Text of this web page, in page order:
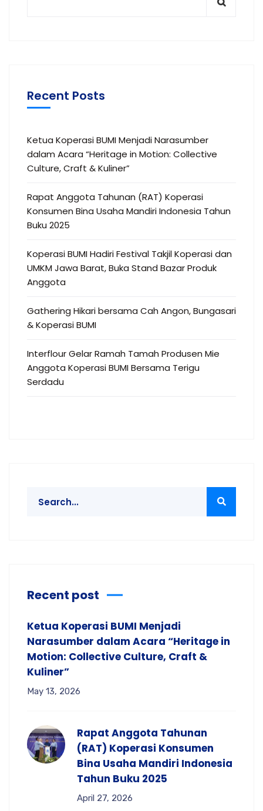
Recent Posts
Ketua Koperasi BUMI Menjadi Narasumber
dalam Acara “Heritage in Motion: Collective
Culture, Craft & Kuliner”
Rapat Anggota Tahunan (RAT) Koperasi
Konsumen Bina Usaha Mandiri Indonesia Tahun
Buku 2025
Koperasi BUMI Hadiri Festival Takjil Koperasi dan
UMKM Jawa Barat, Buka Stand Bazar Produk
Anggota
Gathering Hikari bersama Cah Angon, Bungasari
& Koperasi BUMI
Interflour Gelar Ramah Tamah Produsen Mie
Anggota Koperasi BUMI Bersama Terigu
Serdadu
Recent post
Ketua Koperasi BUMI Menjadi
Narasumber dalam Acara “Heritage in
Motion: Collective Culture, Craft &
Kuliner”
May 13, 2026
Rapat Anggota Tahunan
(RAT) Koperasi Konsumen
Bina Usaha Mandiri Indonesia
Tahun Buku 2025
April 27, 2026